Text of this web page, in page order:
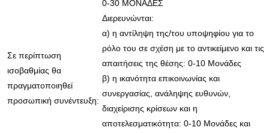
Σε περίπτωση
ισοβαθμίας θα
πραγματοποιηθεί
προσωπική συνέντευξη:
0-30 ΜΟΝΑΔΕΣ
Διερευνώνται:
α) η αντίληψη της/του υποψηφίου για το
ρόλο του σε σχέση με το αντικείμενο και τις
απαιτήσεις της θέσης: 0-10 Μονάδες
β) η ικανότητα επικοινωνίας και
συνεργασίας, ανάληψης ευθυνών,
διαχείρισης κρίσεων και η
αποτελεσματικότητα: 0-10 Μονάδες και